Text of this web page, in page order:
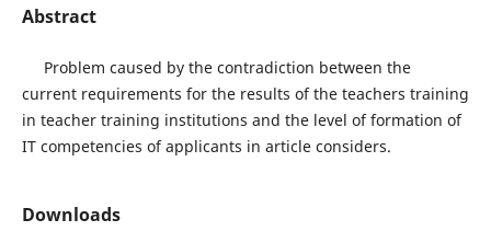
Abstract
Problem caused by the contradiction between the
current requirements for the results of the teachers training
in teacher training institutions and the level of formation of
IT competencies of applicants in article considers.
Downloads